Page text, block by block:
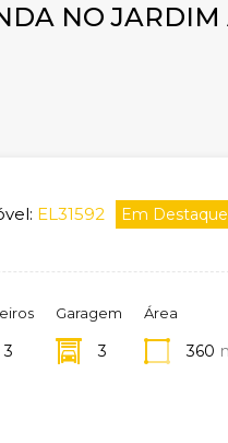
NO
EL31592 Em Destaque
3
Garagem
3
Área
360